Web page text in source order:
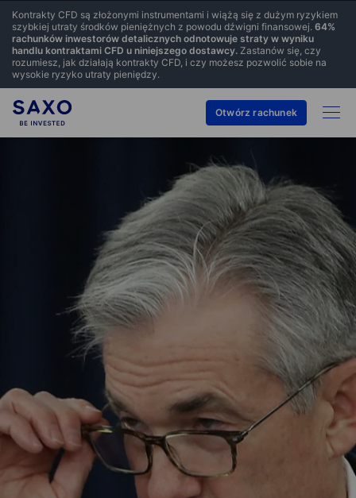
Kontrakty CFD są złożonymi instrumentami i wiążą się z dużym ryzykiem
szybkiej utraty środków pieniężnych z powodu dźwigni finansowej. 64%
rachunków inwestorów detalicznych odnotowuje straty w wyniku
handlu kontraktami CFD u niniejszego dostawcy. Zastanów się, czy
rozumiesz, jak działają kontrakty CFD, i czy możesz pozwolić sobie na
wysokie ryzyko utraty pieniędzy.
Otwórz rachunek